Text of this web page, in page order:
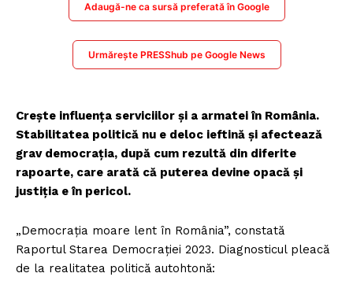
Adaugă-ne ca sursă preferată în Google
Urmărește PRESShub pe Google News
Crește influența serviciilor și a armatei în România.
Stabilitatea politică nu e deloc ieftină și afectează
grav democrația, după cum rezultă din diferite
rapoarte, care arată că puterea devine opacă și
justiția e în pericol.
„Democrația moare lent în România”, constată
Raportul Starea Democrației 2023. Diagnosticul pleacă
de la realitatea politică autohtonă: